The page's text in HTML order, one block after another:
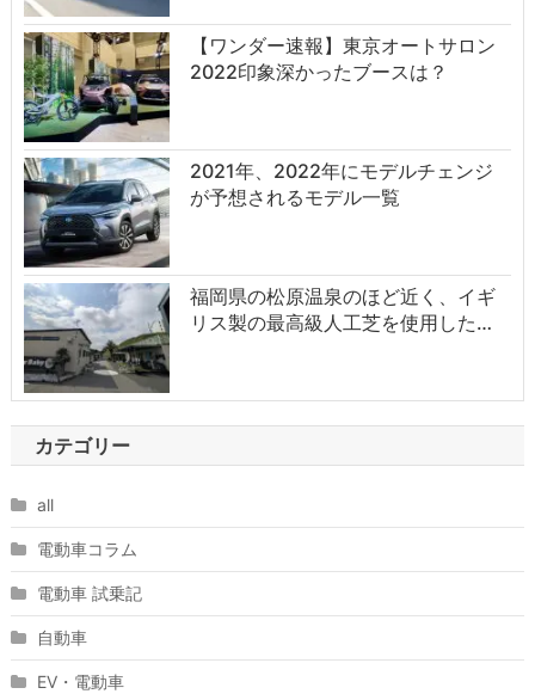
【ワンダー速報】東京オートサロン
2022印象深かったブースは？
2021年、2022年にモデルチェンジ
が予想されるモデル一覧
福岡県の松原温泉のほど近く、イギ
リス製の最高級人工芝を使用した…
カテゴリー
all
電動車コラム
電動車 試乗記
自動車
EV・電動車